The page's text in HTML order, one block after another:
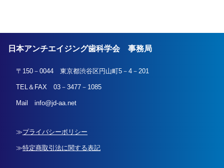
日本アンチエイジング歯科学会 事務局
〒150－0044 東京都渋谷区円山町5－4－201
TEL＆FAX 03－3477－1085
Mail info@jd-aa.net
プライバシーポリシー
特定商取引法に関する表記